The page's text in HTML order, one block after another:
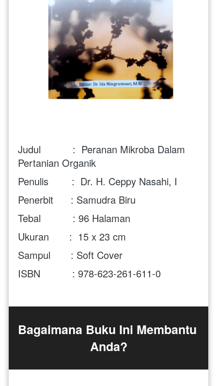
Judul           :  Peranan Mikroba Dalam
Pertanian Organik
Penulis        :  Dr. H. Ceppy Nasahi, I
Penerbit      : Samudra Biru
Tebal           : 96 Halaman
Ukuran       :  15 x 23 cm
Sampul       : Soft Cover
ISBN           : 978-623-261-611-0
Bagaimana Buku Ini Membantu
Anda?